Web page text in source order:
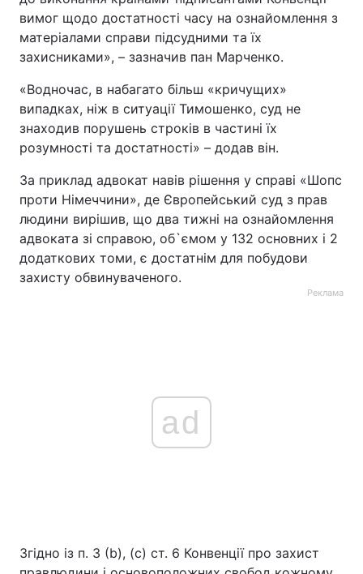
вимог щодо достатності часу на ознайомлення з
матеріалами справи підсудними та їх
захисниками», – зазначив пан Марченко.
«Водночас, в набагато більш «кричущих»
випадках, ніж в ситуації Тимошенко, суд не
знаходив порушень строків в частині їх
розумності та достатності» – додав він.
За приклад адвокат навів рішення у справі «Шопс
проти Німеччини», де Європейський суд з прав
людини вирішив, що два тижні на ознайомлення
адвоката зі справою, об`ємом у 132 основних і 2
додаткових томи, є достатнім для побудови
захисту обвинуваченого.
Реклама
ad
Згідно із п. 3 (b), (c) ст. 6 Конвенції про захист